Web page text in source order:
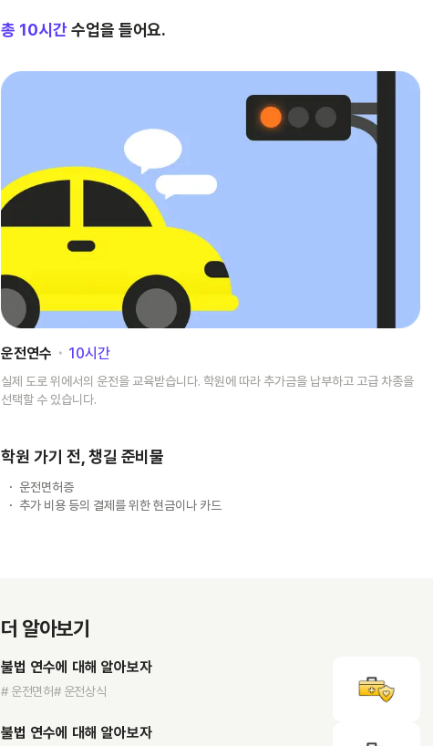
총 10시간 수업을 들어요.
운전연수 ･ 10시간
실제 도로 위에서의 운전을 교육받습니다. 학원에 따라 추가금을 납부하고 고급 차종을
선택할 수 있습니다.
학원 가기 전, 챙길 준비물
운전면허증
추가 비용 등의 결제를 위한 현금이나 카드
더 알아보기
불법 연수에 대해 알아보자
# 운전면허# 운전상식
불법 연수에 대해 알아보자